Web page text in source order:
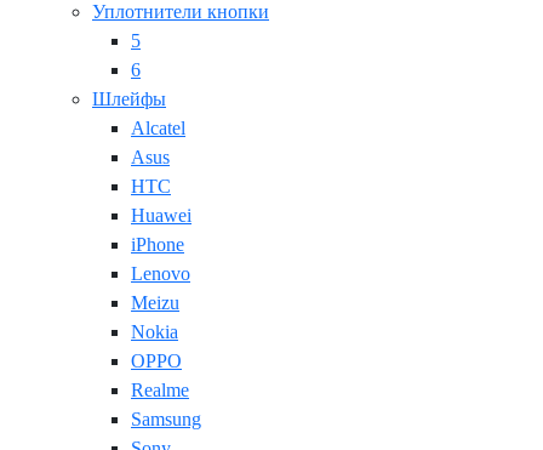
Уплотнители кнопки
5
6
Шлейфы
Alcatel
Asus
HTC
Huawei
iPhone
Lenovo
Meizu
Nokia
OPPO
Realme
Samsung